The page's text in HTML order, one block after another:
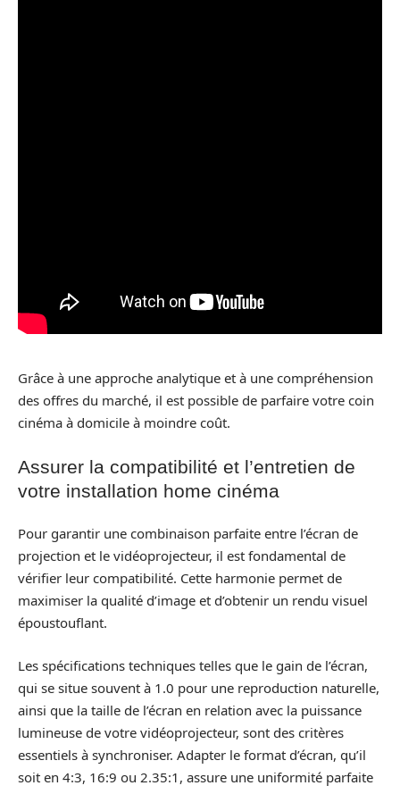
Grâce à une approche analytique et à une compréhension
des offres du marché, il est possible de parfaire votre coin
cinéma à domicile à moindre coût.
Assurer la compatibilité et l’entretien de
votre installation home cinéma
Pour garantir une combinaison parfaite entre l’écran de
projection et le vidéoprojecteur, il est fondamental de
vérifier leur compatibilité. Cette harmonie permet de
maximiser la qualité d’image et d’obtenir un rendu visuel
époustouflant.
Les spécifications techniques telles que le gain de l’écran,
qui se situe souvent à 1.0 pour une reproduction naturelle,
ainsi que la taille de l’écran en relation avec la puissance
lumineuse de votre vidéoprojecteur, sont des critères
essentiels à synchroniser. Adapter le format d’écran, qu’il
soit en 4:3, 16:9 ou 2.35:1, assure une uniformité parfaite